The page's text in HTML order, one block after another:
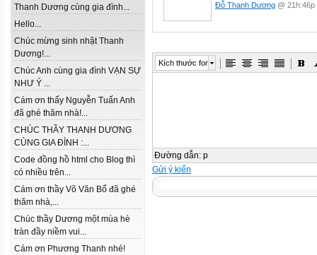
Thanh Dương cùng gia đình...
Hello...
Chúc mừng sinh nhật Thanh
Dương!...
Chúc Anh cùng gia đình VẠN SỰ
NHƯ Ý ...
Cám ơn thấy Nguyễn Tuấn Anh
đã ghé thăm nhà!...
CHÚC THẦY THANH DƯƠNG
CÙNG GIA ĐÌNH :...
Code đồng hồ html cho Blog thì
có nhiều trên...
Cám ơn thầy Võ Văn Bổ đã ghé
thăm nhà,...
Chúc thầy Dương một mùa hè
tràn đầy niềm vui...
Cám ơn Phương Thanh nhé!
Đỗ Thanh Dương @ 21h:46p
Kích thước font
Đường dẫn: p
Gửi ý kiến